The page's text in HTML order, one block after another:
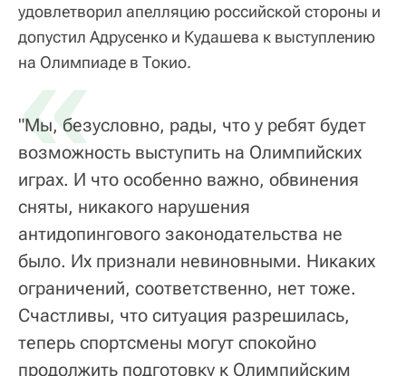
удовлетворил апелляцию российской стороны и
допустил Адрусенко и Кудашева к выступлению
на Олимпиаде в Токио.
«
"Мы, безусловно, рады, что у ребят будет
возможность выступить на Олимпийских
играх. И что особенно важно, обвинения
сняты, никакого нарушения
антидопингового законодательства не
было. Их признали невиновными. Никаких
ограничений, соответственно, нет тоже.
Счастливы, что ситуация разрешилась,
теперь спортсмены могут спокойно
продолжить подготовку к Олимпийским